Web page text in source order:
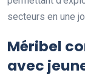
secteurs en une
Méribel
avec